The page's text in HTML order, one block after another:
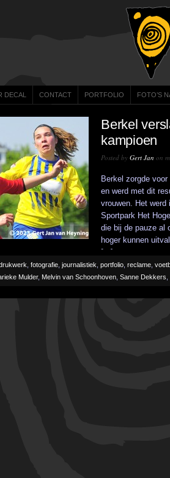
DECAL CONTACT PORTFOLIO FOTO’S
Berkel
kampioen
Posted by Gert Jan on
Berkel zorgde
en werd met dit
vrouwen. Het
Sportpark Het
die bij de pauze al
hoger kunnen
[...]
fotografie journalistiek portfolio reclame
Mulder, Melvin van Schoonhoven Sanne Dekkers